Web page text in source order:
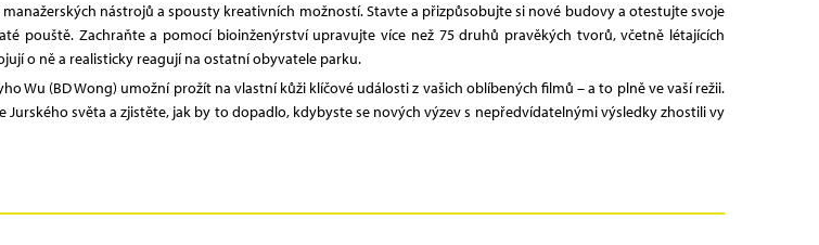
nástrojů a spousty kreativních možností. Stavte a přizpůsobujte si nové budovy a otestujte svoje
pouště. Zachraňte a pomocí bioinženýrství upravujte více než 75 druhů pravěkých tvorů, včetně létajících
o ně a realisticky reagují na ostatní obyvatele parku.
Wu (BD Wong) umožní prožít na vlastní kůži klíčové události z vašich oblíbených filmů – a to plně ve vaší režii.
světa a zjistěte, jak by to dopadlo, kdybyste se nových výzev s nepředvídatelnými výsledky zhostili vy